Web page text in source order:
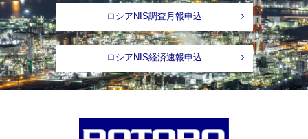
ロシアNIS調査月報申込
ロシアNIS経済速報申込